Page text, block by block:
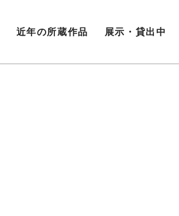
近年の所蔵作品 展示・貸出中